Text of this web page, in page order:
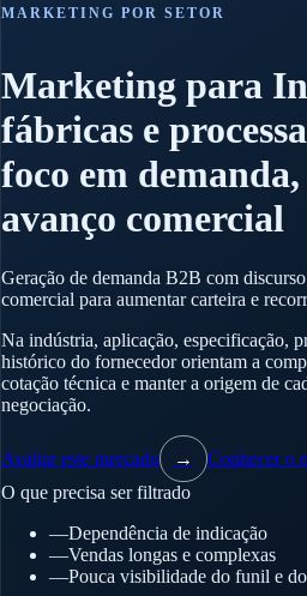
MARKETING POR SETOR
Marketing para
fábricas e
foco em
avanço comercial
Geração de demanda B2B com
comercial para aumentar carteira e
Na indústria, aplicação, especificação,
histórico do fornecedor orientam a
cotação técnica e manter a origem de
negociação.
Avaliar este mercado →
Conhecer o
O que precisa ser filtrado
—Dependência de indicação
—Vendas longas e complexas
—Pouca visibilidade do funil e